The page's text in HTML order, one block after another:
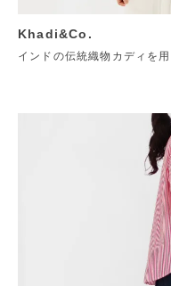
Khadi&Co.
インドの伝統織物カディを